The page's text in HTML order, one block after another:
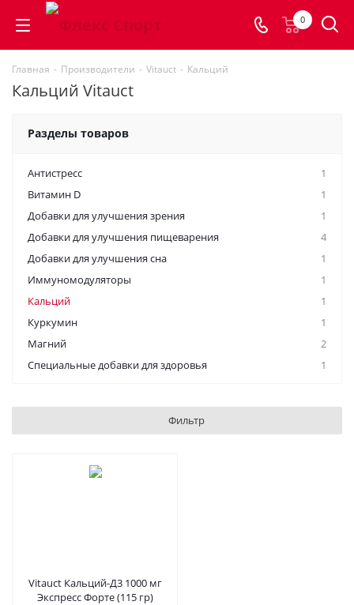
0
Главная - Производители - Vitauct - Кальций
Кальций Vitauct
Разделы товаров
Антистресс
1
Витамин D
1
Добавки для улучшения зрения
1
Добавки для улучшения пищеварения
4
Добавки для улучшения сна
1
Иммуномодуляторы
1
Кальций
1
Куркумин
1
Магний
2
Специальные добавки для здоровья
1
Фильтр
Vitauct Кальций-Д3 1000 мг
Экспресс Форте (115 гр)